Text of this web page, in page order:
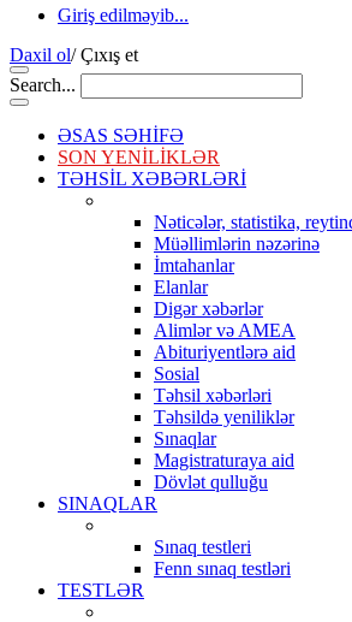
Giriş edilməyib...
Daxil ol/Çıxış et
Search...
ƏSAS SƏHİFƏ
SON YENİLİKLƏR
TƏHSİL XƏBƏRLƏRİ
Nəticələr, statistika,
Müəllimlərin nəzərinə
İmtahanlar
Elanlar
Digər xəbərlər
Alimlər və AMEA
Abituriyentlərə aid
Sosial
Təhsil xəbərləri
Təhsildə yeniliklər
Sınaqlar
Magistraturaya aid
Dövlət qulluğu
SINAQLAR
Sınaq testleri
Fenn sınaq testləri
TESTLƏR